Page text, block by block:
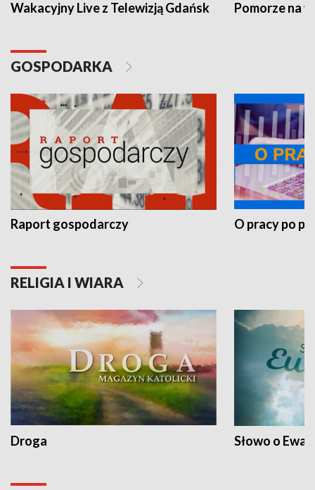
Wakacyjny Live z Telewizją Gdańsk Pomorze na
GOSPODARKA
Raport gospodarczy O pracy po
RELIGIA I WIARA
Droga Słowo o